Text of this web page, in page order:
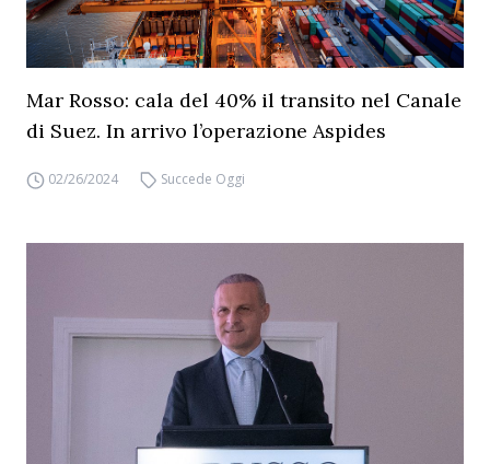
Mar Rosso: cala del 40% il transito nel Canale
di Suez. In arrivo l’operazione Aspides
02/26/2024 Succede Oggi